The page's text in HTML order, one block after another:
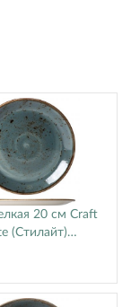
20 см Craft
(Стилайт)